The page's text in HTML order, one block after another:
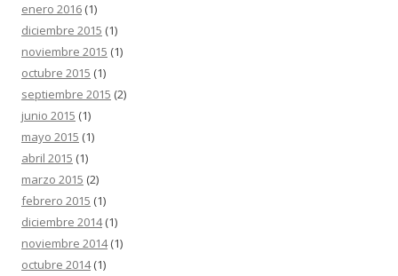
enero 2016 (1)
diciembre 2015 (1)
noviembre 2015 (1)
octubre 2015 (1)
septiembre 2015 (2)
junio 2015 (1)
mayo 2015 (1)
abril 2015 (1)
marzo 2015 (2)
febrero 2015 (1)
diciembre 2014(1)
noviembre 2014(1)
octubre 2014(1)